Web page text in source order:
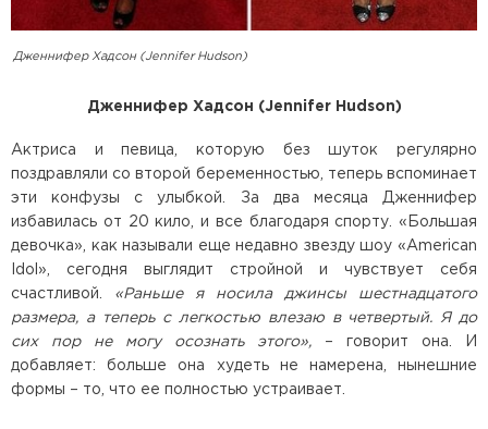
Дженнифер Хадсон (Jennifer Hudson)
Дженнифер Хадсон (Jennifer Hudson)
Актриса и певица, которую без шуток регулярно
поздравляли со второй беременностью, теперь вспоминает
эти конфузы с улыбкой. За два месяца Дженнифер
избавилась от 20 кило, и все благодаря спорту. «Большая
девочка», как называли еще недавно звезду шоу «American
Idol», сегодня выглядит стройной и чувствует себя
счастливой. «Раньше я носила джинсы шестнадцатого
размера, а теперь с легкостью влезаю в четвертый. Я до
сих пор не могу осознать этого», – говорит она. И
добавляет: больше она худеть не намерена, нынешние
формы – то, что ее полностью устраивает.